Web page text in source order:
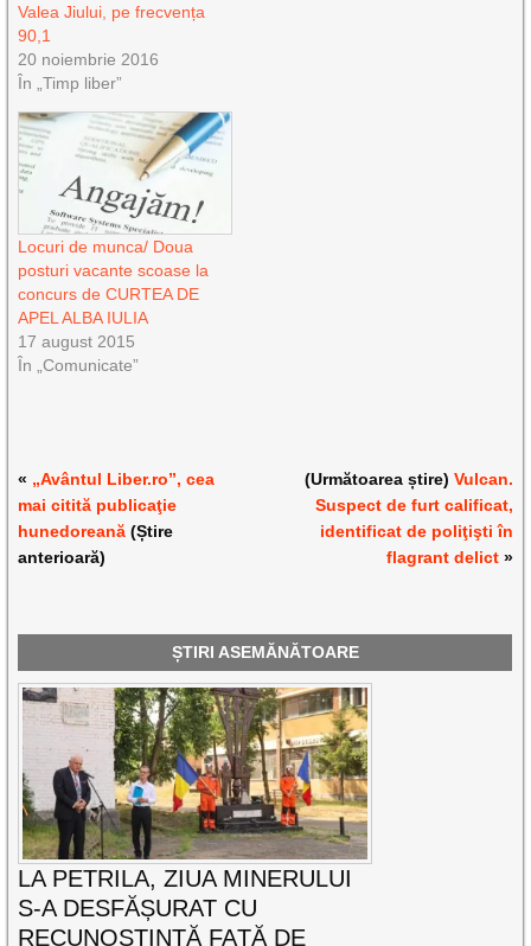
Valea Jiului, pe frecvența
90,1
20 noiembrie 2016
În „Timp liber”
Locuri de munca/ Doua
posturi vacante scoase la
concurs de CURTEA DE
APEL ALBA IULIA
17 august 2015
În „Comunicate”
« „Avântul Liber.ro”, cea
mai citită publicaţie
hunedoreană (Știre
anterioară)
(Următoarea știre) Vulcan.
Suspect de furt calificat,
identificat de poliţişti în
flagrant delict»
ȘTIRI ASEMĂNĂTOARE
LA PETRILA, ZIUA MINERULUI
S-A DESFĂȘURAT CU
RECUNOȘTINȚĂ FAȚĂ DE